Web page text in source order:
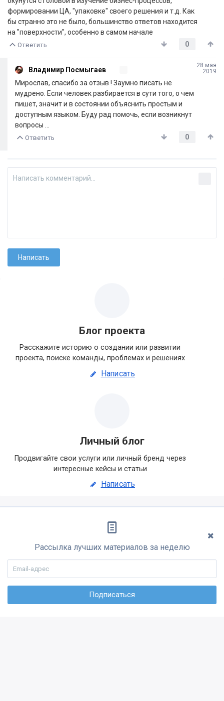
формировании ЦА, "упаковке" своего решения и т.д. Как
бы странно это не было, большинство ответов находится
на "поверхности", особенно в самом начале
Ответить 0
Владимир Посмыгаев
28 мая
2019
Мирослав, спасибо за отзыв ! Заумно писать не
мудрено. Если человек разбирается в сути того, о чем
пишет, значит и в состоянии объяснить простым и
доступным языком. Буду рад помочь, если возникнут
вопросы ...
Ответить 0
Блог проекта
Расскажите историю о создании или развитии
проекта, поиске команды, проблемах и решениях
Написать
Личный блог
Продвигайте свои услуги или личный бренд через
интересные кейсы и статьи
Написать
Рассылка лучших материалов за неделю